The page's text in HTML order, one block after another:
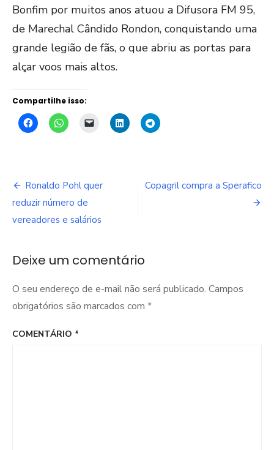
Bonfim por muitos anos atuou a Difusora FM 95,
de Marechal Cândido Rondon, conquistando uma
grande legião de fãs, o que abriu as portas para
alçar voos mais altos.
Compartilhe isso:
Navegação
de
Post
Ronaldo Pohl quer
reduzir número de
vereadores e salários
Copagril compra a Sperafico
Deixe um comentário
O seu endereço de e-mail não será publicado. Campos
obrigatórios são marcados com *
COMENTÁRIO *